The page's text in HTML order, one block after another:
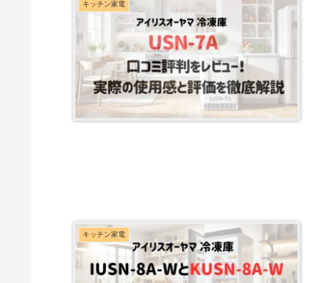
キッチン家電
キッチン家電